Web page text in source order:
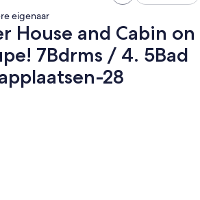
eigenaar
House and Cabin on
7Bdrms / 4. 5Bad
28